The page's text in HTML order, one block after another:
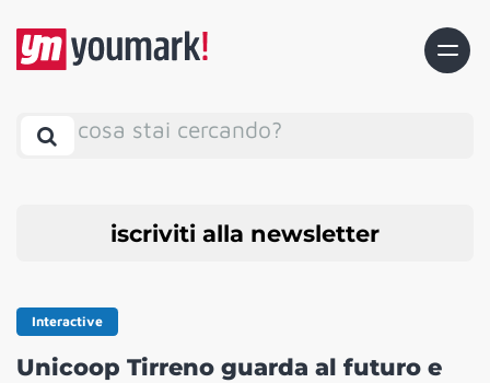
cosa stai cercando?
iscriviti alla newsletter
Interactive
Unicoop Tirreno guarda al futuro e